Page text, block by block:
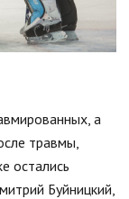
а
травмы,
остались
Буйницкий,